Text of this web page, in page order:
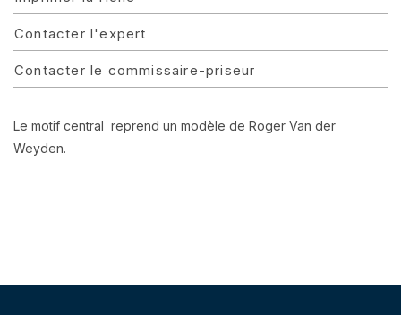
Contacter l'expert
Contacter le commissaire-priseur
Le motif central reprend un modèle de Roger Van der
Weyden.